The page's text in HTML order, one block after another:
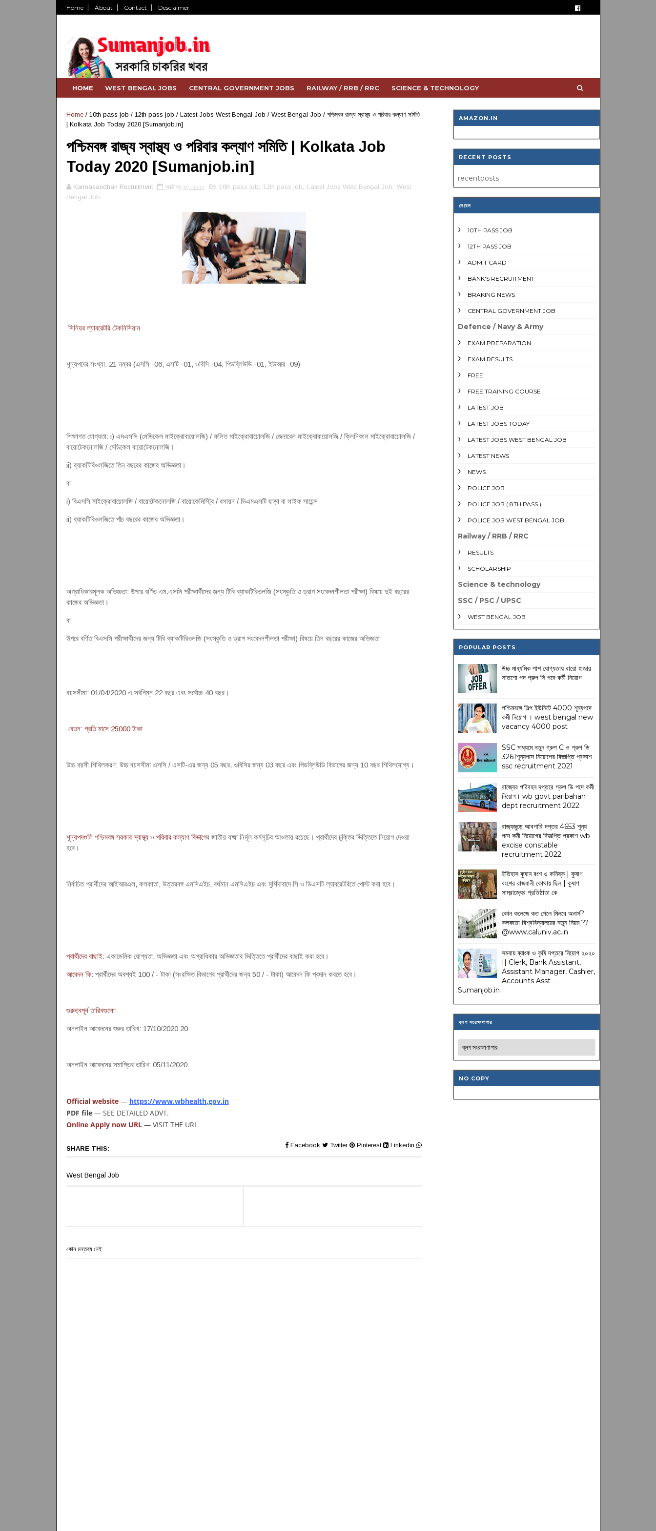
Home About Contact Desclaimer
HOME WEST BENGAL JOBS CENTRAL GOVERNMENT JOBS RAILWAY / RRB / RRC SCIENCE & TECHNOLOGY
Home/ 10th pass job / 12th pass job / Latest Jobs West Bengal Job / West Bengal Job / পশ্চিমবঙ্গ রাজ্য স্বাস্থ্য ও পরিবার কল্যাণ সমিতি
| Kolkata Job Today 2020 [Sumanjob.in]
পশ্চিমবঙ্গ রাজ্য স্বাস্থ্য ও পরিবার কল্যাণ সমিতি | Kolkata Job
Today 2020 [Sumanjob.in]
Karmasandhan Recruitment অক্টোবর ২৩, ২০২০ 10th pass job, 12th pass job, Latest Jobs West Bengal Job, West
Bengal Job
সিনিয়র ল্যাবরেটরি টেকনিসিয়ান
শূন্যপদের সংখ্যা: 21 নম্বর (এসসি -06, এসটি -01, ওবিসি -04, পিডব্লিউডি -01, ইউআর -09)
শিক্ষাগত যোগ্যতা: i) এমএসসি (মেডিকেল মাইক্রোবায়োলজি) / ফলিত মাইক্রোবায়োলজি / জেনারেল মাইক্রোবায়োলজি / ক্লিনিকাল মাইক্রোবায়োলজি /
বায়োটেকনোলজি / মেডিকেল বায়োটেকনোলজি।
ii) ব্যাকটিরিওলজিতে তিন বছরের কাজের অভিজ্ঞতা।
বা
i) বিএসসি মাইক্রোবায়োলজি / বায়োটেকনোলজি / বায়োকেমিস্ট্রি / রসায়ন / ডিএমএলটি ছাড়া বা লাইফ সায়েন্স
ii) ব্যাকটিরিওলজিতে পাঁচ বছরের কাজের অভিজ্ঞতা।
অগ্রাধিকারমূলক অভিজ্ঞতা: উপরে বর্ণিত এম.এসসি পরীক্ষার্থীদের জন্য টিবি ব্যাকটিরিওলজি (সংস্কৃতি ও ড্রাগ সংবেদনশীলতা পরীক্ষা) বিষয়ে দুই বছরের
কাজের অভিজ্ঞতা।
বা
উপরে বর্ণিত বিএসসি পরীক্ষার্থীদের জন্য টিবি ব্যাকটিরিওলজি (সংস্কৃতি ও ড্রাগ সংবেদনশীলতা পরীক্ষা) বিষয়ে তিন বছরের কাজের অভিজ্ঞতা
বয়সসীমা: 01/04/2020 এ সর্বনিম্ন 22 বছর এবং সর্বোচ্চ 40 বছর।
বেতন: প্রতি মাসে 25000 টাকা
উচ্চ বয়সী শিথিলকরণ: উচ্চ বয়সসীমা এসসি / এসটি-এর জন্য 05 বছর, ওবিসির জন্য 03 বছর এবং পিডব্লিউডি বিভাগের জন্য 10 বছর শিথিলযোগ্য।
শূন্যপদগুলি পশ্চিমবঙ্গ সরকার স্বাস্থ্য ও পরিবার কল্যাণ বিভাগের জাতীয় যক্ষ্মা নির্মূল কর্মসূচির আওতায় রয়েছে। প্রার্থীদের চুক্তির ভিত্তিতে নিয়োগ দেওয়া
হবে।
নির্বাচিত প্রার্থীদের আইআরএল, কলকাতা, উত্তরবঙ্গ এমসিএইচ, বর্ধমান এমসিএইচ এবং মুর্শিদাবাদে সি ও ডিএসটি ল্যাবরেটরিতে পোস্ট করা হবে।
প্রার্থীদের বাছাই: একাডেমিক যোগ্যতা, অভিজ্ঞতা এবং অগ্রাধিকার অভিজ্ঞতার ভিত্তিতে প্রার্থীদের বাছাই করা হবে।
আবেদন ফি: প্রার্থীদের অবশ্যই 100 / - টাকা (সংরক্ষিত বিভাগের প্রার্থীদের জন্য 50 / - টাকা) আবেদন ফি প্রদান করতে হবে।
গুরুত্বপূর্ন তারিখগুলো:
অনলাইন আবেদনের শুরুর তারিখ: 17/10/2020 20
অনলাইন আবেদনের সমাপ্তির তারিখ: 05/11/2020
Official website— https://www.wbhealth.gov.in
PDF file— SEE DETAILED ADVT.
Online Apply now URL— VISIT THE URL
SHARE THIS: Facebook Twitter Pinterest Linkedin
West Bengal Job
কোন মন্তব্য নেই:
AMAZON.IN
RECENT POSTS
recentposts
লেবেল
10TH PASS JOB
12TH PASS JOB
ADMIT CARD
BANK'S RECRUITMENT
BRAKING NEWS
CENTRAL GOVERNMENT JOB
Defence / Navy & Army
EXAM PREPARATION
EXAM RESULTS
FREE
FREE TRAINING COURSE
LATEST JOB
LATEST JOBS TODAY
LATEST JOBS WEST BENGAL JOB
LATEST NEWS
NEWS
POLICE JOB
POLICE JOB ( 8TH PASS )
POLICE JOB WEST BENGAL JOB
Railway / RRB / RRC
RESULTS
SCHOLARSHIP
Science & technology
SSC / PSC / UPSC
WEST BENGAL JOB
POPULAR POSTS
উচ্চ মাধ্যমিক পাশ যোগ্যতায় বারো হাজার
সাতশো পদ গ্রুপ সি পদে কর্মী নিয়োগ
পশ্চিমবঙ্গে শিল্প ইউনিটে 4000 শূন্যপদে
কর্মী নিয়োগ । west bengal new
vacancy 4000 post
SSC মাধ্যমে নতুন গ্রুপ C ও গ্রুপ ডি
3261শূন্যপদে নিয়োগের বিজ্ঞপ্তি প্রকাশ
ssc recruitment 2021
রাজ্যের পরিবহন দপ্তরে গ্রুপ ডি পদে কর্মী
নিয়োগ। wb govt paribahan
dept recruitment 2022
রাজ্যজুড়ে আবগারি দপ্তর 4653 শূন্য
পদে কর্মী নিয়োগের বিজ্ঞপ্তি প্রকাশ wb
excise constable
recruitment 2022
ইতিহাস কুষান বংশ ও কনিষ্ক | কুষাণ
বংশের রাজধানী কোথায় ছিল | কুষাণ
সাম্রাজ্যের প্রতিষ্ঠাতা কে
কোন কলেজে কত পেলে মিলবে অনার্স?
কলকাতা বিশ্ববিদ্যালয়ের নতুন নিয়ম??
@www.caluniv.ac.in
সমবায় ব্যাংক ও কৃষি দপ্তরে নিয়োগ ২০২০
|| Clerk, Bank Assistant,
Assistant Manager, Cashier,
Accounts Asst -
Sumanjob.in
ব্লগ সংরক্ষাণাগার
NO COPY